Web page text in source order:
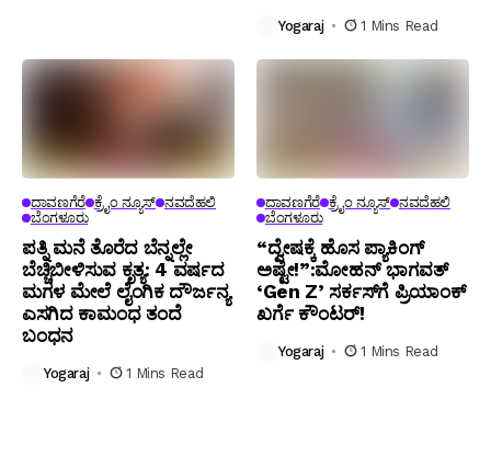
Yogaraj 1 Mins Read
ದಾವಣಗೆರೆ ಕ್ರೈಂ ನ್ಯೂಸ್ ನವದೆಹಲಿ
ಬೆಂಗಳೂರು
ಪತ್ನಿ ಮನೆ ತೊರೆದ ಬೆನ್ನಲ್ಲೇ
ಬೆಚ್ಚಿಬೀಳಿಸುವ ಕೃತ್ಯ: 4 ವರ್ಷದ
ಮಗಳ ಮೇಲೆ ಲೈಂಗಿಕ ದೌರ್ಜನ್ಯ
ಎಸಗಿದ ಕಾಮಂಧ ತಂದೆ
ಬಂಧನ
Yogaraj 1 Mins Read
ದಾವಣಗೆರೆ ಕ್ರೈಂ ನ್ಯೂಸ್ ನವದೆಹಲಿ
ಬೆಂಗಳೂರು
“ದ್ವೇಷಕ್ಕೆ ಹೊಸ ಪ್ಯಾಕಿಂಗ್
ಅಷ್ಟೇ!”:ಮೋಹನ್ ಭಾಗವತ್‌
‘Gen Z’ ಸರ್ಕಸ್‌ಗೆ ಪ್ರಿಯಾಂಕ್
ಖರ್ಗೆ ಕೌಂಟರ್!
Yogaraj 1 Mins Read